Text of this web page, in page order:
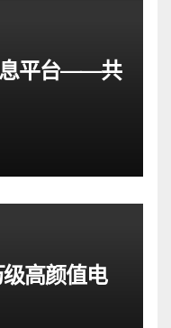
息平台——共
高颜值电